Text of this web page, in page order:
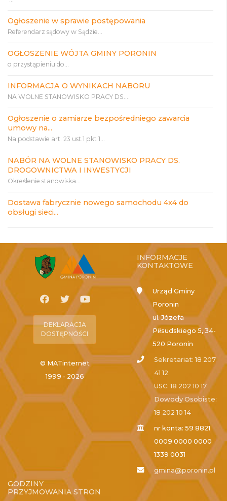
Ogłoszenie w sprawie postępowania
Referendarz sądowy w Sądzie...
OGŁOSZENIE WÓJTA GMINY PORONIN
o przystąpieniu do...
INFORMACJA O WYNIKACH NABORU
NA WOLNE STANOWISKO PRACY DS....
Ogłoszenie o zamiarze bezpośredniego zawarcia
umowy na...
Na podstawie art. 23 ust.1 pkt 1...
NABÓR NA WOLNE STANOWISKO PRACY DS.
DROGOWNICTWA I INWESTYCJI
Określenie stanowiska...
Dostawa fabrycznie nowego samochodu 4x4 do
obsługi sieci...
DEKLARACJA
DOSTĘPNOŚCI
© MATinternet
1999 - 2026
INFORMACJE
KONTAKTOWE
Urząd Gminy
Poronin
ul. Józefa
Piłsudskiego 5, 34-
520 Poronin
Sekretariat: 18 207
41 12
USC: 18 202 10 17
Dowody Osobiste:
18 202 10 14
nr konta: 59 8821
0009 0000 0000
1339 0031
gmina@poronin.pl
GODZINY
PRZYJMOWANIA STRON